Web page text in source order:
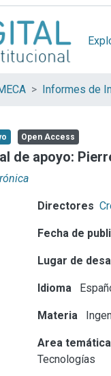
Informes de
Open Access
de apoyo:
Directores
Fecha de
Lugar de
Idioma
Materia
Area temática
Tecnologías